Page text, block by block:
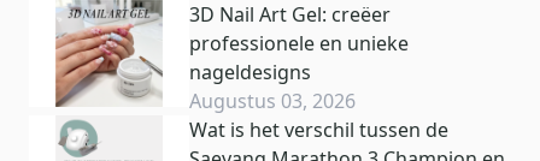
3D Nail Art Gel: creëer
professionele en unieke
nageldesigns
Augustus 03, 2026
Wat is het verschil tussen de